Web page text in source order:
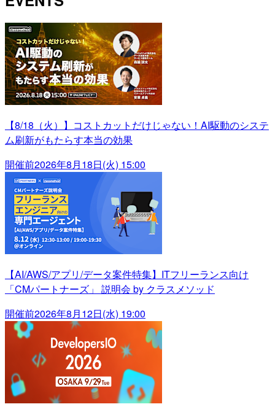
【8/18（火）】コストカットだけじゃない！AI駆動のシステ
ム刷新がもたらす本当の効果
開催前2026年8月18日(火) 15:00
【AI/AWS/アプリ/データ案件特集】ITフリーランス向け
「CMパートナーズ」 説明会 by クラスメソッド
開催前2026年8月12日(水) 19:00